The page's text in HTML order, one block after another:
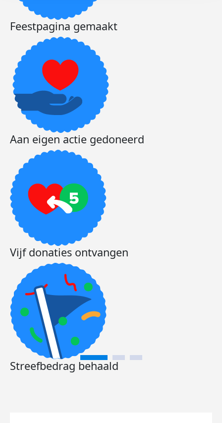
Feestpagina gemaakt
Aan eigen actie gedoneerd
Vijf donaties ontvangen
Streefbedrag behaald